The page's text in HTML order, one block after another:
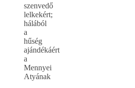
szenvedő
lelkekért;
hálából
a
hűség
ajándékáért
a
Mennyei
Atyának